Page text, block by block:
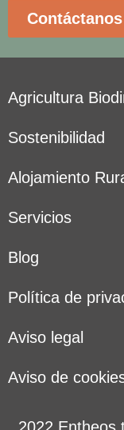
Contáctanos
Agricultura
Sostenibilidad
Alojamiento
Servicios
Blog
Política de
Aviso legal
Aviso de